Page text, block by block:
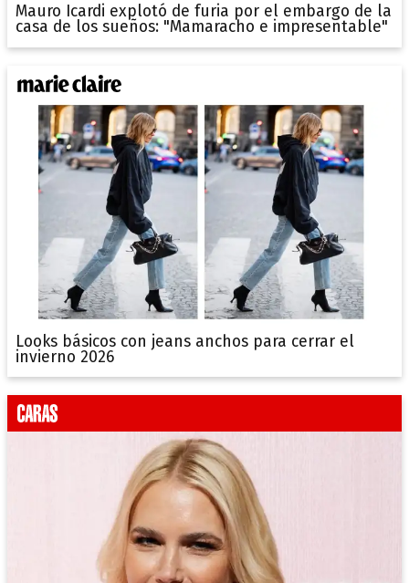
Mauro Icardi explotó de furia por el embargo de la
casa de los sueños: "Mamaracho e impresentable"
Looks básicos con jeans anchos para cerrar el
invierno 2026